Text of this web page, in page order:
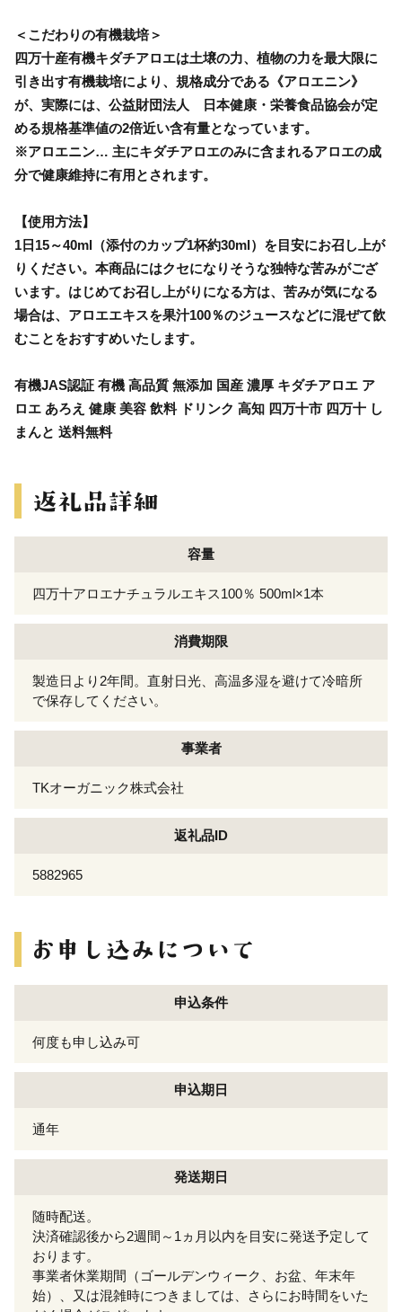
＜こだわりの有機栽培＞
四万十産有機キダチアロエは土壌の力、植物の力を最大限に
引き出す有機栽培により、規格成分である《アロエニン》
が、実際には、公益財団法人 日本健康・栄養食品協会が定
める規格基準値の2倍近い含有量となっています。
※アロエニン… 主にキダチアロエのみに含まれるアロエの成
分で健康維持に有用とされます。
【使用方法】
1日15～40ml（添付のカップ1杯約30ml）を目安にお召し上が
りください。本商品にはクセになりそうな独特な苦みがござ
います。はじめてお召し上がりになる方は、苦みが気になる
場合は、アロエエキスを果汁100％のジュースなどに混ぜて飲
むことをおすすめいたします。
有機JAS認証 有機 高品質 無添加 国産 濃厚 キダチアロエ ア
ロエ あろえ 健康 美容 飲料 ドリンク 高知 四万十市 四万十 し
まんと 送料無料
容量
四万十アロエナチュラルエキス100％ 500ml×1本
消費期限
製造日より2年間。直射日光、高温多湿を避けて冷暗所
で保存してください。
事業者
TKオーガニック株式会社
返礼品ID
5882965
申込条件
何度も申し込み可
申込期日
通年
発送期日
随時配送。
決済確認後から2週間～1ヵ月以内を目安に発送予定して
おります。
事業者休業期間（ゴールデンウィーク、お盆、年末年
始）、又は混雑時につきましては、さらにお時間をいた